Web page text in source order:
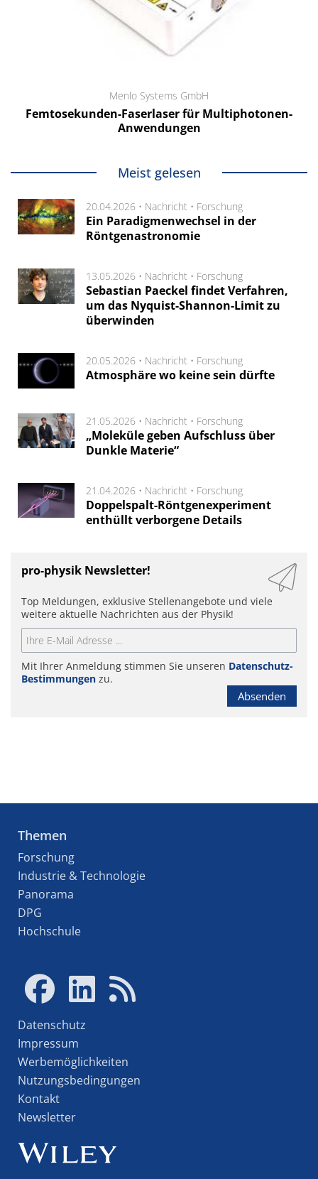
Menlo Systems GmbH
Femtosekunden-Faserlaser für Multiphotonen-
Anwendungen
Meist gelesen
20.04.2026 • Nachricht • Forschung
Ein Paradigmenwechsel in der
Röntgenastronomie
13.05.2026 • Nachricht • Forschung
Sebastian Paeckel findet Verfahren,
um das Nyquist-Shannon-Limit zu
überwinden
20.05.2026 • Nachricht • Forschung
Atmosphäre wo keine sein dürfte
21.05.2026 • Nachricht • Forschung
„Moleküle geben Aufschluss über
Dunkle Materie“
21.04.2026 • Nachricht • Forschung
Doppelspalt-Röntgenexperiment
enthüllt verborgene Details
pro-physik Newsletter!
Top Meldungen, exklusive Stellenangebote und viele
weitere aktuelle Nachrichten aus der Physik!
Mit Ihrer Anmeldung stimmen Sie unseren Datenschutz-
Bestimmungen zu.
Absenden
Themen
Forschung
Industrie & Technologie
Panorama
DPG
Hochschule
Datenschutz
Impressum
Werbemöglichkeiten
Nutzungsbedingungen
Kontakt
Newsletter